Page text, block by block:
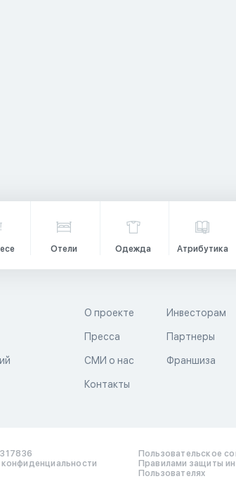
Отели Одежда Атрибутика
О проекте
Пресса
СМИ о нас
Контакты
Инвесторам
Партнеры
Франшиза
Пользовательское
Правилами защиты
Пользователях